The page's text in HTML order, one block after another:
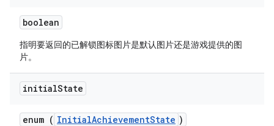
boolean
指明要返回的已解锁图标图片是默认图片还是游戏提供的图
片。
initialState
enum ( InitialAchievementState )